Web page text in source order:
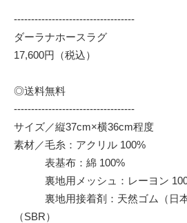
-----------------------------------
ダーラナホースラグ
17,600円（税込）
◎送料無料
-----------------------------------
サイズ／縦37cm×横36cm程度
素材／毛糸：アクリル 100%
表基布：綿 100%
裏地用メッシュ：レーヨン
裏地用接着剤：天然ゴム（日本
（SBR）